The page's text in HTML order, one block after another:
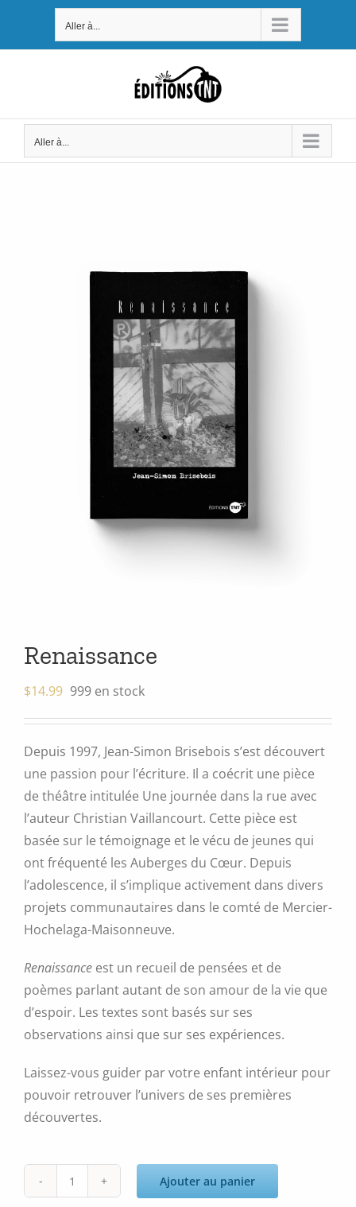
contenu
Aller à...
Aller à...
Renaissance
$14.99 999 en stock
Depuis 1997, Jean-Simon Brisebois s’est découvert
une passion pour l’écriture. Il a coécrit une pièce
de théâtre intitulée Une journée dans la rue avec
l’auteur Christian Vaillancourt. Cette pièce est
basée sur le témoignage et le vécu de jeunes qui
ont fréquenté les Auberges du Cœur. Depuis
l’adolescence, il s’implique activement dans divers
projets communautaires dans le comté de Mercier-
Hochelaga-Maisonneuve.
Renaissance est un recueil de pensées et de
poèmes parlant autant de son amour de la vie que
d’espoir. Les textes sont basés sur ses
observations ainsi que sur ses expériences.
Laissez-vous guider par votre enfant intérieur pour
pouvoir retrouver l’univers de ses premières
découvertes.
quantité
Ajouter au panier